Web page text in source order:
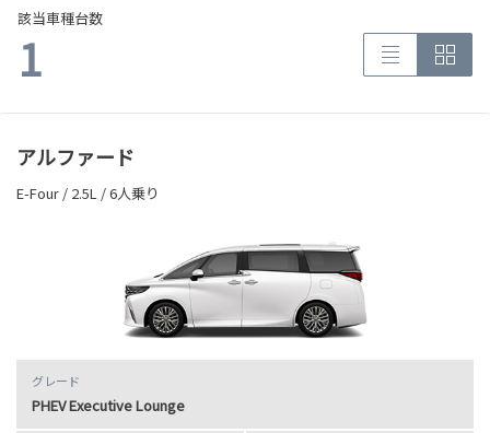
該当車種台数
1
アルファード
E-Four / 2.5L / 6人乗り
グレード
PHEV Executive Lounge